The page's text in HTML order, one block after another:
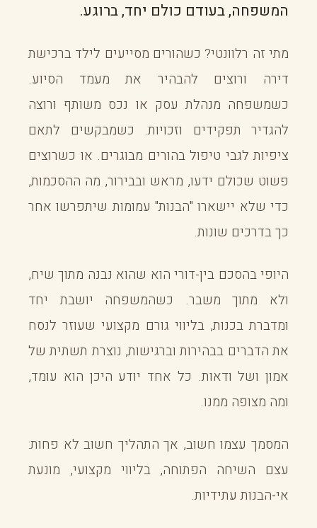
המשפחה, בעודם כולם יחד, ברוגע.
מתי זה רלוונטי? כשהורים מסייעים לילד ברכישת
דירה ורוצים להבהיר את מעמד הסיוע.
כשמשפחה מנהלת עסק או נכס משותף ורוצה
להגדיר תפקידים וזכויות. כשמבקשים לתאם
ציפיות לגבי טיפול בהורים מבוגרים. או כשרוצים
פשוט שכולם ידעו, מראש ובבירור, מה ההסכמות,
כדי שלא יישארו "הבנות" עמומות שיתפרשו אחר
כך בדרכים שונות.
היופי בהסכם בין-דורי הוא שהוא נבנה מתוך שיח,
ולא מתוך משבר. כשהמשפחה יושבת יחד
ומדברת בכנות, בליווי גורם מקצועי שעוזר לנסח
את הדברים בבהירות וברגישות, נוצרת תשתית של
אמון ושל ודאות. כל אחד יודע היכן הוא עומד,
ומה מצופה ממנו.
המסמך עצמו חשוב, אך התהליך חשוב לא פחות:
עצם השיחה הפתוחה, בליווי מקצועי, מונעת
אי-הבנות עתידיות.